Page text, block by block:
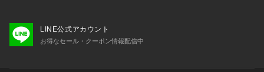
LINE公式アカウント
お得なセール・クーポン情報配信中